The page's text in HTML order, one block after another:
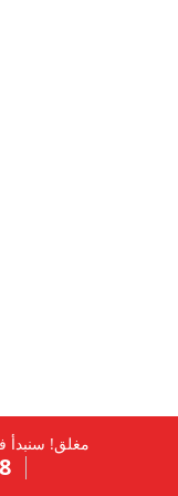
مغلق! سنبدأ
8